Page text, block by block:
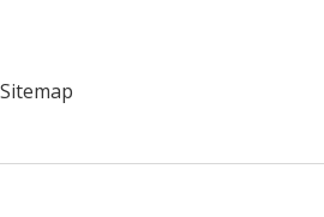
Sitemap